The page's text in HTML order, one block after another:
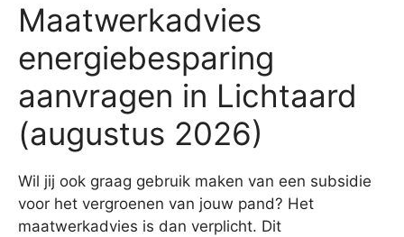
Maatwerkadvies
energiebesparing
aanvragen in Lichtaard
(augustus 2026)
Wil jij ook graag gebruik maken van een subsidie
voor het vergroenen van jouw pand? Het
maatwerkadvies is dan verplicht. Dit